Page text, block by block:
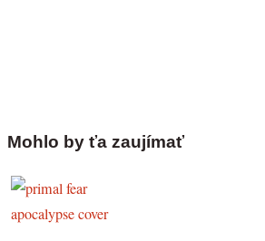
Mohlo by ťa zaujímať